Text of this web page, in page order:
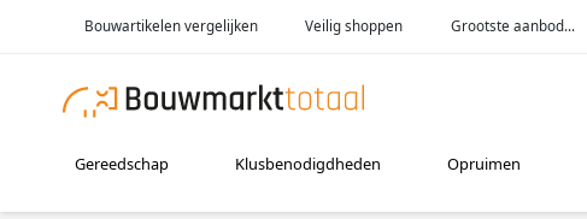
Bouwartikelen vergelijken Veilig shoppen Grootste aanbod...
Gereedschap Klusbenodigdheden Opruimen